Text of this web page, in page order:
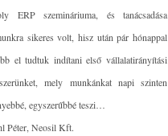
ERP szemináriuma, és tanácsadása
sikeres volt, hisz után pár hónappal
el tudtuk indítani első vállalatirányítási
mely munkánkat napi szinten
egyszerűbbé teszi…
Péter, Neosil Kft.